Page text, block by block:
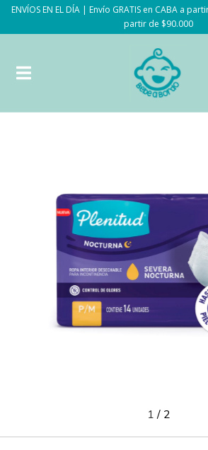
ENVÍOS EN EL DÍA | Envío GRATIS en CABA a
partir de $90.000
1/ 2